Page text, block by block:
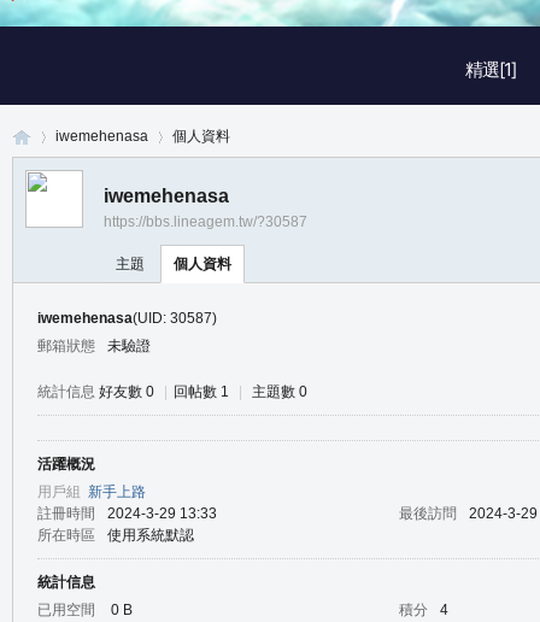
精選[1]
iwemehenasa 個人資料
iwemehenasa
https://bbs.lineagem.tw/?30587
主題 個人資料
iwemehenasa(UID: 30587)
郵箱狀態
未驗證
統計信息 好友數 0 回帖數 1 主題數 0
活躍概況
用戶組 新手上路
註冊時間
2024-3-29 13:33 最後訪問
2024-3-
所在時區
使用系統默認
統計信息
已用空間
0 B 積分
4